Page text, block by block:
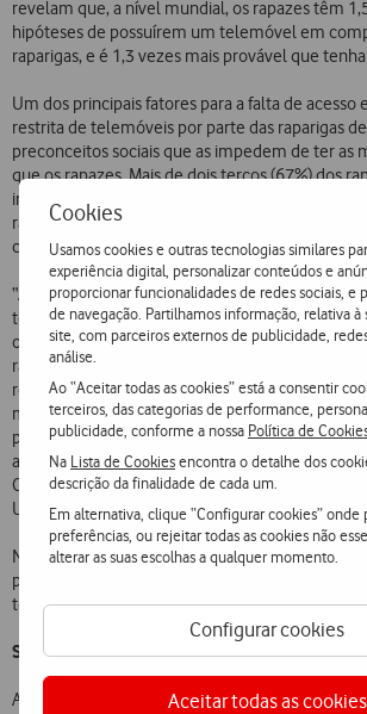
Cookies
Usamos cookies e outras tecnologias similares
experiência digital, personalizar conteúdos e
proporcionar funcionalidades de redes sociais, e
de navegação. Partilhamos informação, relativa à
site, com parceiros externos de publicidade,
análise.
Ao “Aceitar todas as cookies” está a consentir
terceiros, das categorias de performance,
publicidade, conforme a nossa Política de
Na Lista de Cookiesencontra o detalhe dos
descrição da finalidade de cada um.
Em alternativa, clique “Configurar cookies” onde
preferências, ou rejeitar todas as cookies não
alterar as suas escolhas a qualquer momento.
Configurar cookies
Aceitar todas as cookies
revelam que, a nível mundial, os rapazes têm
hipóteses de possuírem um telemóvel em
raparigas, e é 1,3 vezes mais provável que
Um dos principais fatores para a falta de acesso
restrita de telemóveis por parte das raparigas
preconceitos sociais que as impedem de ter as
que os rapazes. Mais de dois terços (67%) dos
indicaram possuir um telemóvel (em
raparigas) e 28% revelaram usar equipamentos
comparação com mais de metade (52%) das
“As raparigas estão a ficar para trás. Em muitos
telemóveis é fundamental para a saúde, para a
o desenvolvimento destas jovens. Temos que
raparigas e rapazes não têm as mesmas
respeito ao acesso a um telemóvel e contribuir
mudar este paradigma. Acreditamos que este
para informar e desenvolver soluções
as necessidades destas raparigas, contribuindo,
Objetivos Globais para o Desenvolvimento
Unidas”, refere Andrew Dunnett, Diretor da
No âmbito desta parceria, a Fundação Vodafone
portugueses a apoiarem esta iniciativa,
telemóveis obsoletos numa loja Vodafone
Sobre a Girl Effect
A Girl Effect é uma organização sem fins